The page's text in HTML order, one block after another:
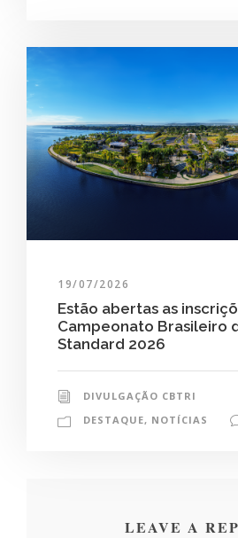
19/07/2026
Estão abertas as
Campeonato Brasileiro
Standard 2026
DIVULGAÇÃO CBTRI
DESTAQUE, NOTÍCIAS
LEAVE A